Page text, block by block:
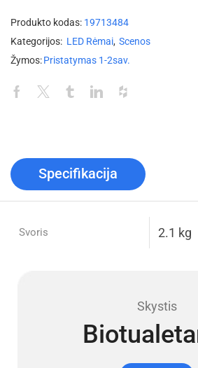
Produkto kodas: 19713484
Kategorijos: LED Rėmai, Scenos
Žymos:Pristatymas 1-2sav.
Specifikacija
Svoris 2.1 kg
Skystis